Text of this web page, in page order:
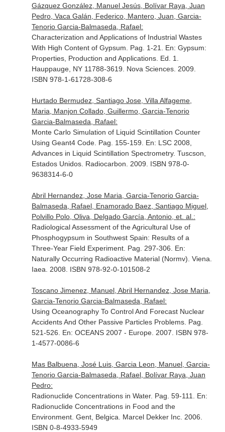
Gázquez González, Manuel Jesús, Bolívar Raya, Juan
Pedro, Vaca Galán, Federico, Mantero, Juan, Garcia-
Tenorio Garcia-Balmaseda, Rafael:
Characterization and Applications of Industrial Wastes
With High Content of Gypsum. Pag. 1-21. En: Gypsum:
Properties, Production and Applications. Ed. 1.
Hauppauge, NY 11788-3619. Nova Sciences. 2009.
ISBN 978-1-61728-308-6
Hurtado Bermudez, Santiago Jose, Villa Alfageme,
Maria, Manjon Collado, Guillermo, Garcia-Tenorio
Garcia-Balmaseda, Rafael:
Monte Carlo Simulation of Liquid Scintillation Counter
Using Geant4 Code. Pag. 155-159. En: LSC 2008,
Advances in Liquid Scintillation Spectrometry. Tuscson,
Estados Unidos. Radiocarbon. 2009. ISBN 978-0-
9638314-6-0
Abril Hernandez, Jose Maria, Garcia-Tenorio Garcia-
Balmaseda, Rafael, Enamorado Baez, Santiago Miguel,
Polvillo Polo, Oliva, Delgado García, Antonio, et. al.:
Radiological Assessment of the Agricultural Use of
Phosphogypsum in Southwest Spain: Results of a
Three-Year Field Experiment. Pag. 297-306. En:
Naturally Occurring Radioactive Material (Normv) . Viena.
Iaea. 2008. ISBN 978-92-0-101508-2
Toscano Jimenez, Manuel, Abril Hernandez, Jose Maria,
Garcia-Tenorio Garcia-Balmaseda, Rafael:
Using Oceanography To Control And Forecast Nuclear
Accidents And Other Passive Particles Problems. Pag.
521-526. En: OCEANS 2007 - Europe. 2007. ISBN 978-
1-4577-0086-6
Mas Balbuena, José Luis, Garcia Leon, Manuel, Garcia-
Tenorio Garcia-Balmaseda, Rafael, Bolívar Raya, Juan
Pedro:
Radionuclide Concentrations in Water. Pag. 59-111. En:
Radionuclide Concentrations in Food and the
Environment. Gent, Belgica. Marcel Dekker Inc. 2006.
ISBN 0-8-4933-5949